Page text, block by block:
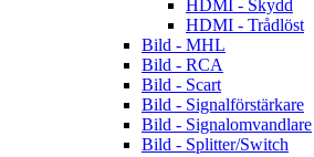
HDMI - Skydd
HDMI - Trådlöst
Bild - MHL
Bild - RCA
Bild - Scart
Bild - Signalförstärkare
Bild - Signalomvandlare
Bild - Splitter/Switch